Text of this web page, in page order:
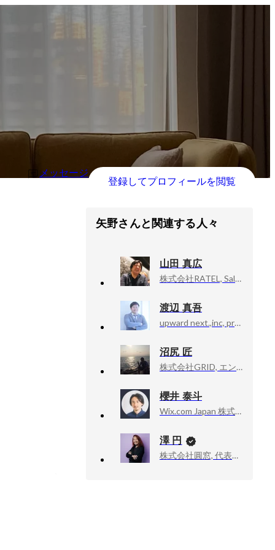
メッセージ
登録してプロフィールを閲覧
矢野さんと関連する人々
山田 真広
株式会社RATEL, Sales Manager
渡辺 真吾
upward next.,inc, president
沼尻 匠
株式会社GRID, エンジニア/エンジニアリングマネージャー/CTO
櫻井 泰斗
Wix.com Japan 株式会社, マーケティングディレクター
澤 円
株式会社圓窓, 代表取締役